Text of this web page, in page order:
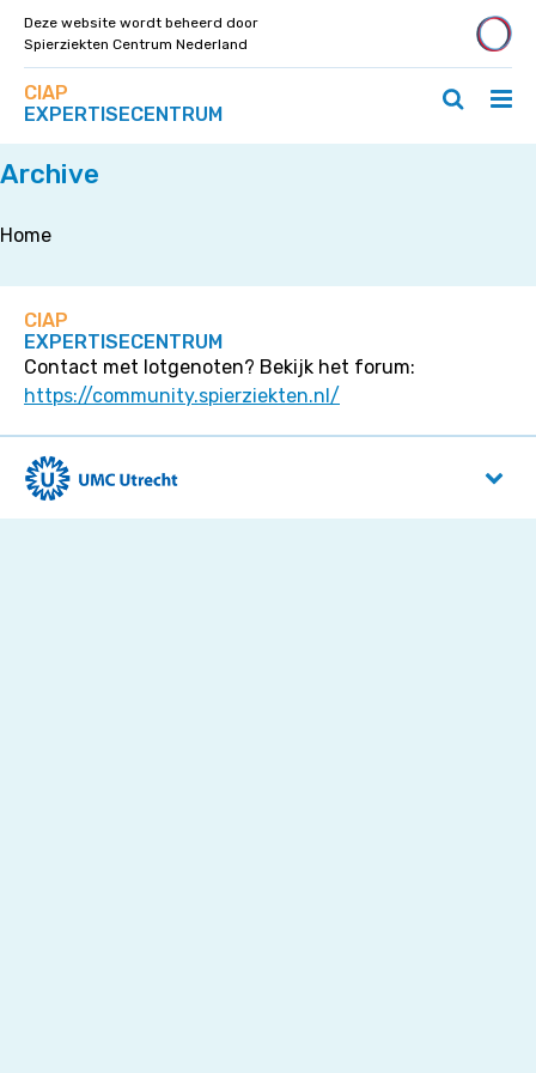
Deze website wordt beheerd door
Spierziekten Centrum Nederland
Navigeer
direct
naar
content
op
deze
site
CIAP
EXPERTISECENTRUM
/
Zoeken
/
Home » Aandachtspunten
Archive
Home
CIAP
EXPERTISECENTRUM
Contact met lotgenoten? Bekijk het forum:
https://community.spierziekten.nl/